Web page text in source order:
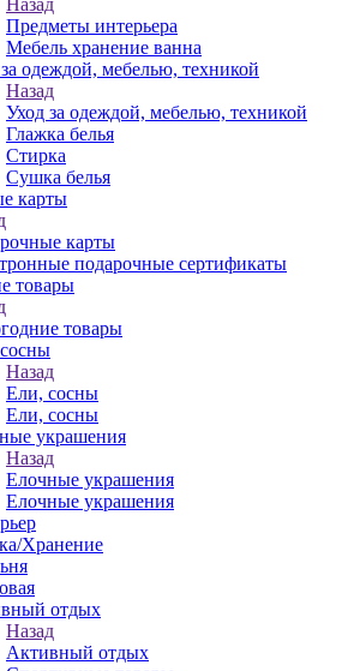
Предметы интерьера
Мебель хранение ванна
одеждой, мебелью, техникой
Назад
Уход за одеждой, мебелью, техникой
Глажка белья
Стирка
Сушка белья
карты
карты
подарочные сертификаты
товары
товары
Назад
Ели, сосны
Ели, сосны
украшения
Назад
Елочные украшения
Елочные украшения
Хранение
отдых
Назад
Активный отдых